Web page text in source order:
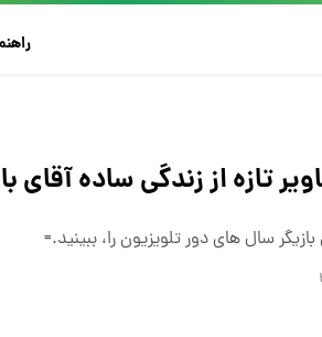
تازه از زندگی ساده آقای
سال های دور تلویزیون را، ببینید.=